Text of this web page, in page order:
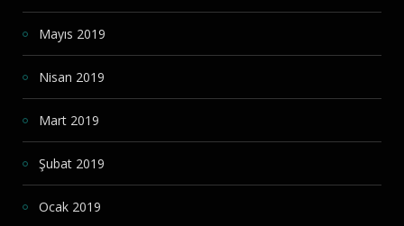
Mayıs 2019
Nisan 2019
Mart 2019
Şubat 2019
Ocak 2019